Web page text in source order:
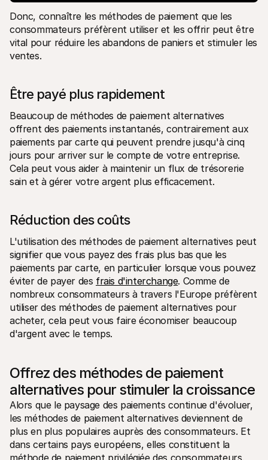
Donc, connaître les méthodes de paiement que les
consommateurs préfèrent utiliser et les offrir peut être
vital pour réduire les abandons de paniers et stimuler les
ventes.
Être payé plus rapidement
Beaucoup de méthodes de paiement alternatives
offrent des paiements instantanés, contrairement aux
paiements par carte qui peuvent prendre jusqu'à cinq
jours pour arriver sur le compte de votre entreprise.
Cela peut vous aider à maintenir un flux de trésorerie
sain et à gérer votre argent plus efficacement.
Réduction des coûts
L'utilisation des méthodes de paiement alternatives peut
signifier que vous payez des frais plus bas que les
paiements par carte, en particulier lorsque vous pouvez
éviter de payer des frais d'interchange. Comme de
nombreux consommateurs à travers l'Europe préfèrent
utiliser des méthodes de paiement alternatives pour
acheter, cela peut vous faire économiser beaucoup
d'argent avec le temps.
Offrez des méthodes de paiement
alternatives pour stimuler la croissance
Alors que le paysage des paiements continue d'évoluer,
les méthodes de paiement alternatives deviennent de
plus en plus populaires auprès des consommateurs. Et
dans certains pays européens, elles constituent la
méthode de paiement privilégiée des consommateurs.